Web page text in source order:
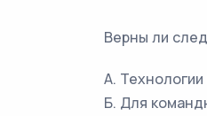
Верны ли
А.
Б. Для